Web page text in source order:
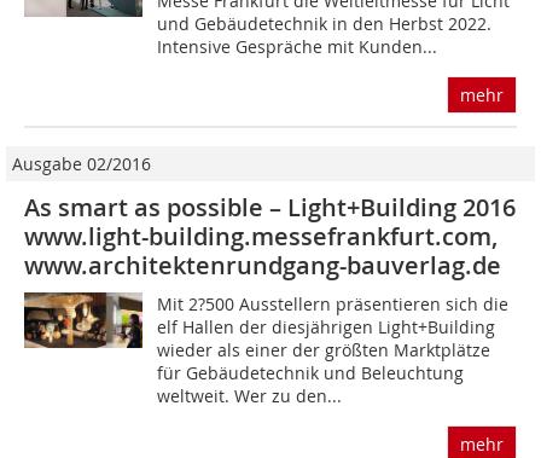
und Gebäudetechnik in den Herbst 2022.
Intensive Gespräche mit Kunden...
mehr
Ausgabe 02/2016
As smart as possible – Light+Building 2016
www.light-building.messefrankfurt.com,
www.architektenrundgang-bauverlag.de
Mit 2?500 Ausstellern präsentieren sich die
elf Hallen der diesjährigen Light+Building
wieder als einer der größten Marktplätze
für Gebäudetechnik und Beleuchtung
weltweit. Wer zu den...
mehr